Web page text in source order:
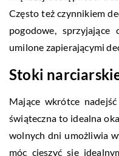
Często też czynnikiem
pogodowe, sprzyjające
umilone zapierającymi
Stoki
Mające wkrótce
świąteczna to idealna
wolnych dni umożliwia
móc cieszyć się